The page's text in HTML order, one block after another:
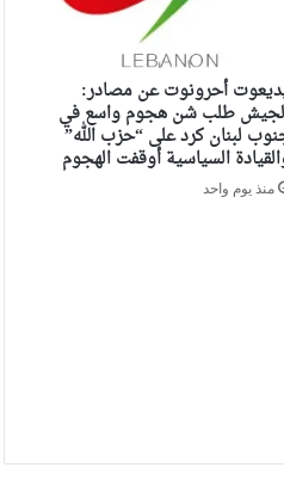
أحرونوت عن مصادر:
طلب شن هجوم واسع في
لبنان كرد على “حزب الله”
السياسية أوقفت الهجوم
منذ يوم واحد